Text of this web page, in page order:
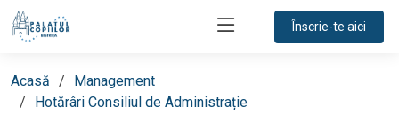
Înscrie-te aici
Acasă
Management
Hotărâri Consiliul de Administrație